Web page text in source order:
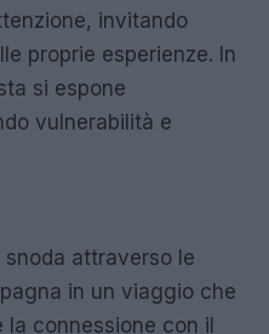
invitando
proprie esperienze. In
si espone
vulnerabilità e
attraverso le
in un viaggio che
la connessione con il